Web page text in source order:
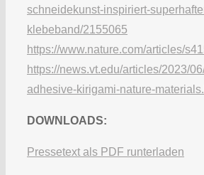
schneidekunst-inspiriert-
klebeband/2155065
https://www.nature.com/articles/
https://news.vt.edu/articles/2023/
adhesive-kirigami-nature-
DOWNLOADS:
Pressetext als PDF runterladen